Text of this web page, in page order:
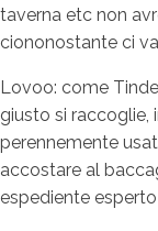
taverna etc non
ciononostante ci
Lovoo: come
giusto si raccoglie,
perennemente
accostare al
espediente